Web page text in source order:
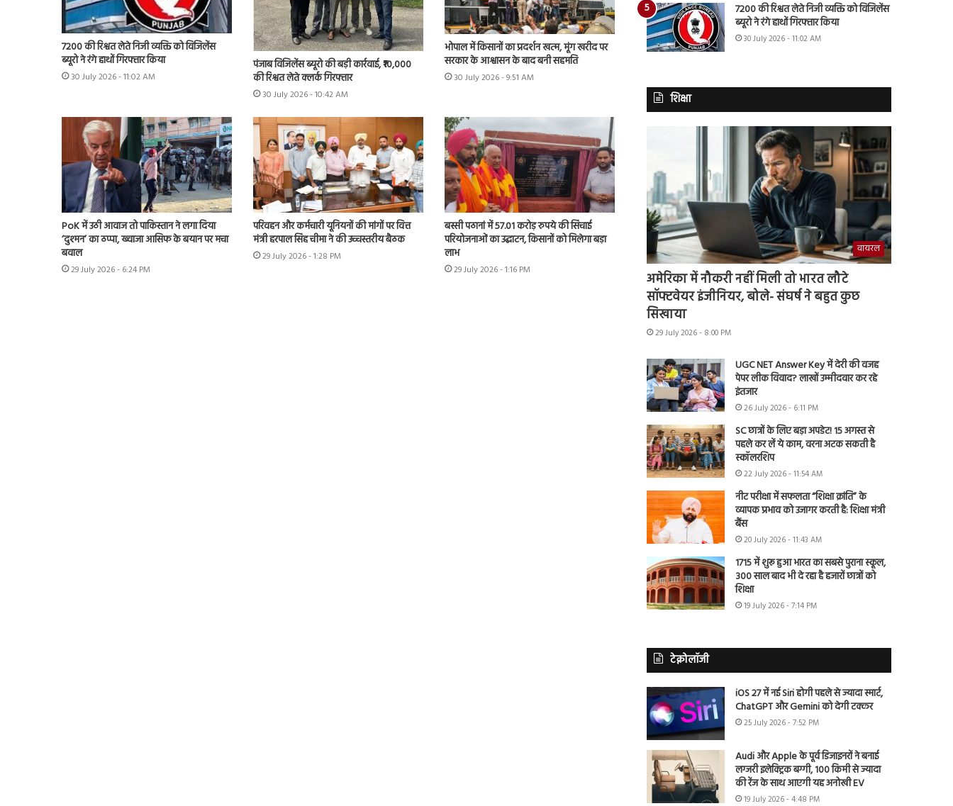
7200 की रिश्वत लेते निजी व्यक्ति को विजिलेंस
ब्यूरो ने रंगे हाथों गिरफ्तार किया
30 July 2026 - 11:02 AM
पंजाब विजिलेंस ब्यूरो की बड़ी कार्रवाई, ₹10,000
की रिश्वत लेते क्लर्क गिरफ्तार
30 July 2026 - 10:42 AM
भोपाल में किसानों का प्रदर्शन खत्म, मूंग खरीद पर
सरकार के आश्वासन के बाद बनी सहमति
30 July 2026 - 9:51 AM
PoK में उठी आवाज तो पाकिस्तान ने लगा दिया
‘दुश्मन’ का ठप्पा, ख्वाजा आसिफ के बयान पर मचा
बवाल
29 July 2026 - 6:24 PM
परिवहन और कर्मचारी यूनियनों की मांगों पर वित्त
मंत्री हरपाल सिंह चीमा ने की उच्चस्तरीय बैठक
29 July 2026 - 1:28 PM
बस्सी पठानां में 57.01 करोड़ रुपये की सिंचाई
परियोजनाओं का उद्घाटन, किसानों को मिलेगा बड़ा
लाभ
29 July 2026 - 1:16 PM
7200 की रिश्वत लेते निजी व्यक्ति को विजिलेंस
ब्यूरो ने रंगे हाथों गिरफ्तार किया
30 July 2026 - 11:02 AM
शिक्षा
वायरल
अमेरिका में नौकरी नहीं मिली तो भारत लौटे
सॉफ्टवेयर इंजीनियर, बोले- संघर्ष ने बहुत कुछ
सिखाया
29 July 2026 - 8:00 PM
UGC NET Answer Key में देरी की वजह
पेपर लीक विवाद? लाखों उम्मीदवार कर रहे
इंतजार
26 July 2026 - 6:11 PM
SC छात्रों के लिए बड़ा अपडेट! 15 अगस्त से
पहले कर लें ये काम, वरना अटक सकती है
स्कॉलरशिप
22 July 2026 - 11:54 AM
नीट परीक्षा में सफलता “शिक्षा क्रांति” के
व्यापक प्रभाव को उजागर करती है: शिक्षा मंत्री
बैंस
20 July 2026 - 11:43 AM
1715 में शुरू हुआ भारत का सबसे पुराना स्कूल,
300 साल बाद भी दे रहा है हजारों छात्रों को
शिक्षा
19 July 2026 - 7:14 PM
टेक्नोलॉजी
iOS 27 में नई Siri होगी पहले से ज्यादा स्मार्ट,
ChatGPT और Gemini को देगी टक्कर
25 July 2026 - 7:52 PM
Audi और Apple के पूर्व डिजाइनरों ने बनाई
लग्जरी इलेक्ट्रिक बग्गी, 100 किमी से ज्यादा
की रेंज के साथ आएगी यह अनोखी EV
19 July 2026 - 4:48 PM